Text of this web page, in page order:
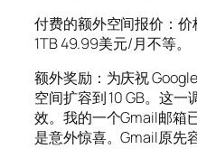
付费的额外空间报价：
1TB 49.99美元/月不等。
额外奖励：为庆祝
空间扩容到 10 GB。这
效。我的一个Gmail邮箱
是意外惊喜。Gmail原先